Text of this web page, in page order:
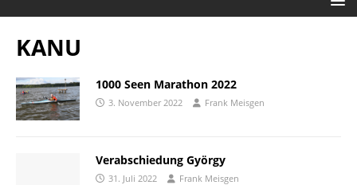
KANU
1000 Seen Marathon 2022
3. November 2022 Frank Meisgen
Verabschiedung György
31. Juli 2022 Frank Meisgen